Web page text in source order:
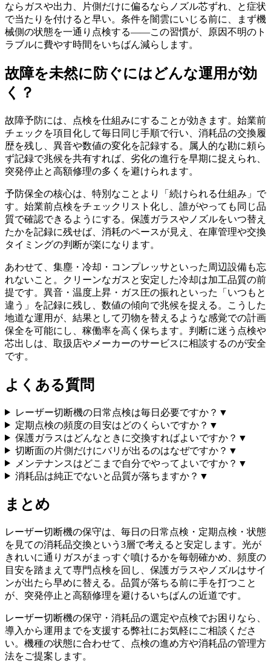
ならガスや出力、片側だけに偏るならノズル芯ずれ、と症状
で当たりを付けると早い。条件を闇雲にいじる前に、まず機
械側の状態を一通り点検する——この習慣が、原因不明のト
ラブルに費やす時間をいちばん減らします。
故障を未然に防ぐにはどんな運用が効
く？
故障予防には、点検を仕組みにすることが効きます。始業前
チェックを項目化して毎日同じ手順で行い、消耗品の交換履
歴を残し、異音や数値の変化を記録する。属人的な勘に頼ら
ず記録で兆候を共有すれば、劣化の進行を早期に捉えられ、
突発停止と高額修理の多くを避けられます。
予防保全の核心は、特別なことより「続けられる仕組み」で
す。始業前点検をチェックリスト化し、誰がやっても同じ品
質で確認できるようにする。保護ガラスやノズルをいつ替え
たかを記録に残せば、消耗のペースが見え、在庫管理や交換
タイミングの判断が楽になります。
あわせて、集塵・冷却・コンプレッサといった周辺設備も忘
れないこと。クリーンなガスと安定した冷却は加工品質の前
提です。異音・温度上昇・ガス圧の振れといった「いつもと
違う」を記録に残し、数値の傾向で兆候を捉える。こうした
地道な運用が、結果として刃物を替えるような感覚での計画
保全を可能にし、稼働率を高く保ちます。判断に迷う点検や
芯出しは、取扱店やメーカーのサービスに相談するのが安全
です。
よくある質問
レーザー切断機の日常点検は毎日必要ですか？ ▼
定期点検の頻度の目安はどのくらいですか？ ▼
保護ガラスはどんなときに交換すればよいですか？ ▼
切断面の片側だけにバリが出るのはなぜですか？ ▼
メンテナンスはどこまで自分でやってよいですか？ ▼
消耗品は純正でないと品質が落ちますか？ ▼
まとめ
レーザー切断機の保守は、毎日の日常点検・定期点検・状態
を見ての消耗品交換という3層で考えると安定します。光が
きれいに通りガスがまっすぐ噴けるかを毎朝確かめ、頻度の
目安を踏まえて専門点検を回し、保護ガラスやノズルはサイ
ンが出たら早めに替える。品質が落ちる前に手を打つこと
が、突発停止と高額修理を避けるいちばんの近道です。
レーザー切断機の保守・消耗品の選定や点検でお困りなら、
導入から運用までを支援する弊社にお気軽にご相談くださ
い。機種の状態に合わせて、点検の進め方や消耗品の管理方
法をご提案します。